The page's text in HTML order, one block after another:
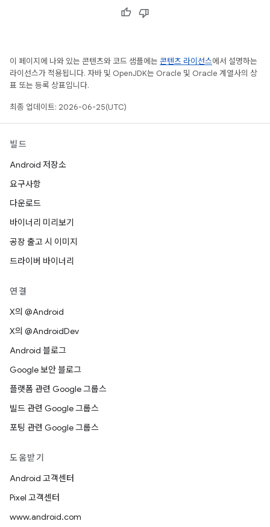
이 페이지에 나와 있는 콘텐츠와 코드 샘플에는 콘텐츠 라이선스에서 설명하는
라이선스가 적용됩니다. 자바 및 OpenJDK는 Oracle 및 Oracle 계열사의 상
표 또는 등록 상표입니다.
최종 업데이트: 2026-06-25(UTC)
빌드
Android 저장소
요구사항
다운로드
바이너리 미리보기
공장 출고 시 이미지
드라이버 바이너리
연결
X의 @Android
X의 @AndroidDev
Android 블로그
Google 보안 블로그
플랫폼 관련 Google 그룹스
빌드 관련 Google 그룹스
포팅 관련 Google 그룹스
도움받기
Android 고객센터
Pixel 고객센터
www.android.com